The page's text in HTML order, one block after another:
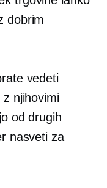
dobrim
vedeti
njihovimi
od drugih
nasveti za